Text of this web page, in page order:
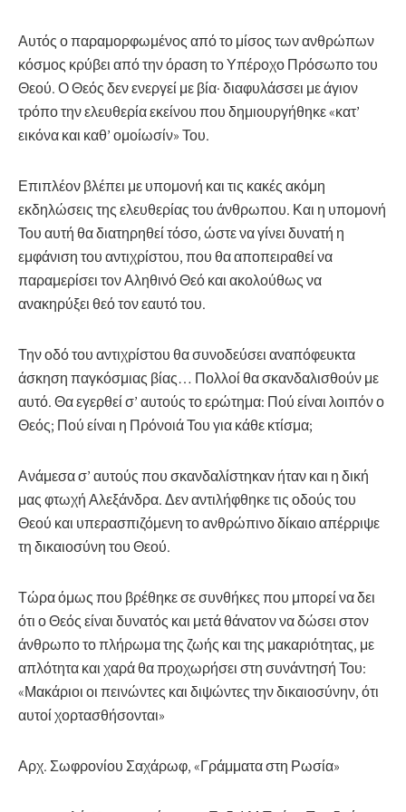
Αυτός ο παραμορφωμένος από το μίσος των ανθρώπων
κόσμος κρύβει από την όραση το Υπέροχο Πρόσωπο του
Θεού. Ο Θεός δεν ενεργεί με βία· διαφυλάσσει με άγιον
τρόπο την ελευθερία εκείνου που δημιουργήθηκε «κατ’
εικόνα και καθ’ ομοίωσίν» Του.
Επιπλέον βλέπει με υπομονή και τις κακές ακόμη
εκδηλώσεις της ελευθερίας του άνθρωπου. Και η υπομονή
Του αυτή θα διατηρηθεί τόσο, ώστε να γίνει δυνατή η
εμφάνιση του αντιχρίστου, που θα αποπειραθεί να
παραμερίσει τον Αληθινό Θεό και ακολούθως να
ανακηρύξει θεό τον εαυτό του.
Την οδό του αντιχρίστου θα συνοδεύσει αναπόφευκτα
άσκηση παγκόσμιας βίας… Πολλοί θα σκανδαλισθούν με
αυτό. Θα εγερθεί σ’ αυτούς το ερώτημα: Πού είναι λοιπόν ο
Θεός; Πού είναι η Πρόνοιά Του για κάθε κτίσμα;
Ανάμεσα σ’ αυτούς που σκανδαλίστηκαν ήταν και η δική
μας φτωχή Αλεξάν­δρα. Δεν αντιλήφθηκε τις οδούς του
Θεού και υπερασπιζόμενη το ανθρώπινο δίκαιο απέρριψε
τη δικαιοσύνη του Θεού.
Τώρα όμως που βρέθηκε σε συνθήκες που μπορεί να δει
ότι ο Θεός είναι δυνατός και μετά θάνατον να δώσει στον
άνθρωπο το πλήρωμα της ζωής και της μακαριότητας, με
απλότητα και χαρά θα προχωρήσει στη συνάντησή Του:
«Μακάριοι οι πεινώντες και διψώντες την δικαιοσύνην, ότι
αυτοί χορτασθήσονται»
Αρχ. Σωφρονίου Σαχάρωφ, «Γράμματα στη Ρωσία»